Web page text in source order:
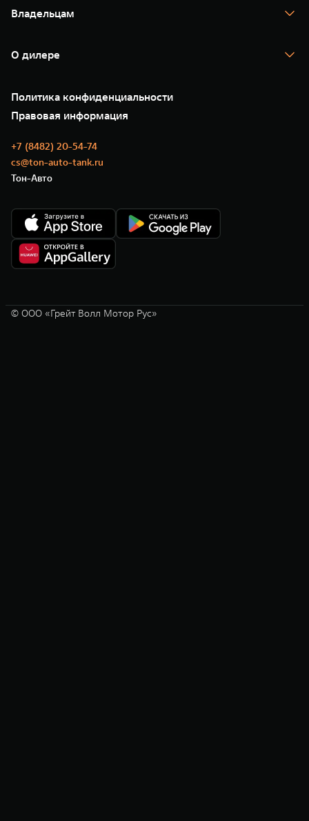
Тест-драйв
TANK Финансы
Корпоративным клиентам
Зарядные станции
Владельцам
Помощь на дороге
Новые цифровые сервисы TANK
Сервис
Нулевое ТО
Моторные масла
О дилере
35 лет GWM
GWM ТЕХ ДЕНЬ
Новости
Политика конфиденциальности
Правовая информация
+7 (8482) 20-54-74
cs@ton-auto-tank.ru
Тон-Авто
© ООО «Грейт Волл Мотор Рус»